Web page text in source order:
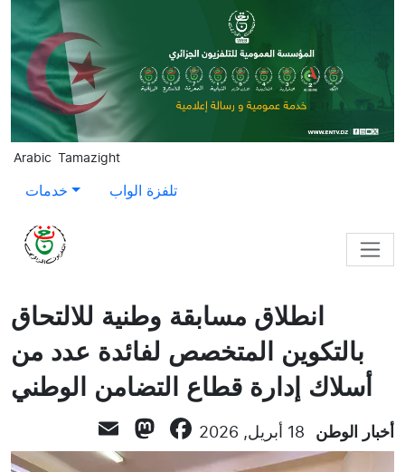
Skip to main content
Arabic Tamazight
خدمات تلفزة الواب
انطلاق مسابقة وطنية للالتحاق
بالتكوين المتخصص لفائدة عدد من
أسلاك إدارة قطاع التضامن الوطني
أخبار الوطن 18 أبريل, 2026 Facebook